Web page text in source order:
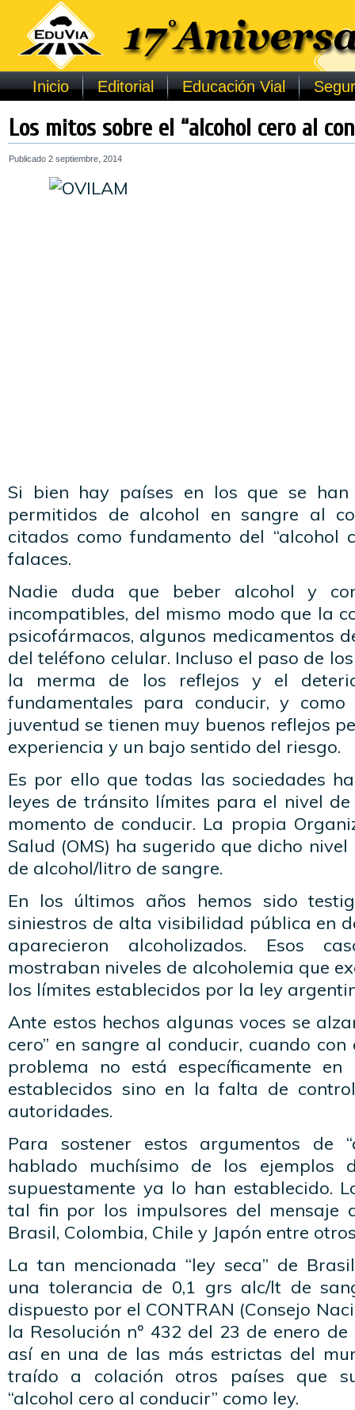
Inicio Editorial Educación Vial
Los mitos sobre el “alcohol cero al
Publicado 2 septiembre, 2014
Si bien hay países en los que se
permitidos de alcohol en sangre al
citados como fundamento del “alcohol
falaces.
Nadie duda que beber alcohol y
incompatibles, del mismo modo que la
psicofármacos, algunos medicamentos
del teléfono celular. Incluso el paso de
la merma de los reflejos y el
fundamentales para conducir, y
juventud se tienen muy buenos reflejos
experiencia y un bajo sentido del riesgo.
Es por ello que todas las sociedades
leyes de tránsito límites para el nivel
momento de conducir. La propia
Salud (OMS) ha sugerido que dicho
de alcohol/litro de sangre.
En los últimos años hemos sido
siniestros de alta visibilidad pública en
aparecieron alcoholizados. Esos
mostraban niveles de alcoholemia que
los límites establecidos por la ley
Ante estos hechos algunas voces se
cero” en sangre al conducir, cuando
problema no está específicamente
establecidos sino en la falta de
autoridades.
Para sostener estos argumentos de
hablado muchísimo de los ejemplos
supuestamente ya lo han establecido.
tal fin por los impulsores del mensaje
Brasil, Colombia, Chile y Japón entre
La tan mencionada “ley seca” de
una tolerancia de 0,1 grs alc/lt de
dispuesto por el CONTRAN (Consejo
la Resolución nº 432 del 23 de enero
así en una de las más estrictas del
traído a colación otros países que
“alcohol cero al conducir” como ley.